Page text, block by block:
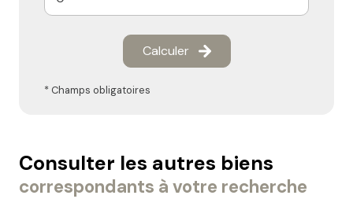
Calculer
* Champs obligatoires
Consulter les autres biens
correspondants à votre recherche